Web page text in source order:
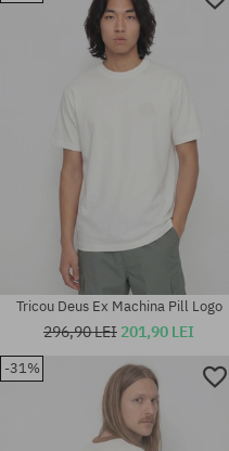
Mărimi existente:
Mărimi existente:
Tricou Deus Ex Machina Pill Logo
296,90 LEI 201,90 LEI
-31%